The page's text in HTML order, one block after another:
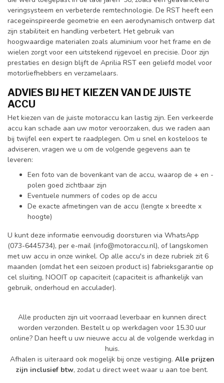
veringsysteem en verbeterde remtechnologie. De RST heeft een
racegeïnspireerde geometrie en een aerodynamisch ontwerp dat
zijn stabiliteit en handling verbetert. Het gebruik van
hoogwaardige materialen zoals aluminium voor het frame en de
wielen zorgt voor een uitstekend rijgevoel en precisie. Door zijn
prestaties en design blijft de Aprilia RST een geliefd model voor
motorliefhebbers en verzamelaars.
ADVIES BIJ HET KIEZEN VAN DE JUISTE
ACCU
Het kiezen van de juiste motoraccu kan lastig zijn. Een verkeerde
accu kan schade aan uw motor veroorzaken, dus we raden aan
bij twijfel een expert te raadplegen. Om u snel en kosteloos te
adviseren, vragen we u om de volgende gegevens aan te
leveren:
Een foto van de bovenkant van de accu, waarop de + en -
polen goed zichtbaar zijn
Eventuele nummers of codes op de accu
De exacte afmetingen van de accu (lengte x breedte x
hoogte)
U kunt deze informatie eenvoudig doorsturen via WhatsApp
(073-6445734), per e-mail (info@motoraccu.nl), of langskomen
met uw accu in onze winkel. Op alle accu's in deze rubriek zit 6
maanden (omdat het een seizoen product is) fabrieksgarantie op
cel sluiting, NOOIT op capaciteit (capaciteit is afhankelijk van
gebruik, onderhoud en acculader).
Alle producten zijn uit voorraad leverbaar en kunnen direct
worden verzonden. Bestelt u op werkdagen voor 15.30 uur
online? Dan heeft u uw nieuwe accu al de volgende werkdag in
huis.
Afhalen is uiteraard ook mogelijk bij onze vestiging. Alle prijzen
zijn inclusief btw, zodat u direct weet waar u aan toe bent.